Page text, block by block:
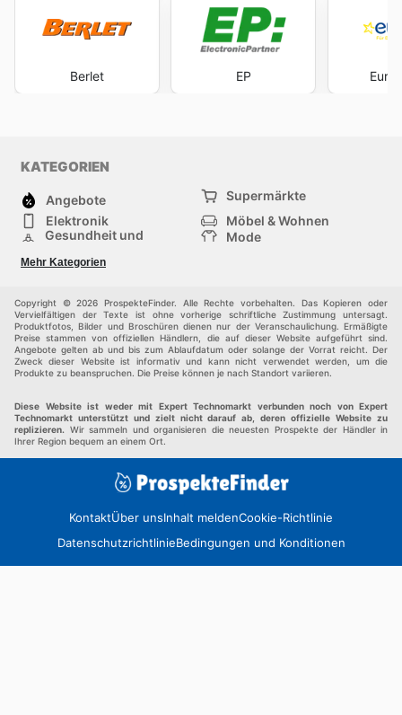
Berlet EP
KATEGORIEN
Angebote
Supermärkte
Elektronik
Möbel & Wohnen
Gesundheit und
Mode
Sportartikel und
Sportbekleidung
Einkaufzentren
Andere
Mehr Kategorien
Copyright © 2026 ProspekteFinder. Alle Rechte vorbehalten. Das Kopieren oder
Vervielfältigen der Texte ist ohne vorherige schriftliche Zustimmung untersagt.
Produktfotos, Bilder und Broschüren dienen nur der Veranschaulichung. Ermäßigte
Preise stammen von offiziellen Händlern, die auf dieser Website aufgeführt sind.
Angebote gelten ab und bis zum Ablaufdatum oder solange der Vorrat reicht. Der
Zweck dieser Website ist informativ und kann nicht verwendet werden, um die
Produkte zu beanspruchen. Die Preise können je nach Standort variieren.
Diese Website ist weder mit Expert Technomarkt verbunden noch von Expert
Technomarkt unterstützt und zielt nicht darauf ab, deren offizielle Website zu
replizieren. Wir sammeln und organisieren die neuesten Prospekte der Händler in
Ihrer Region bequem an einem Ort.
KontaktÜber unsInhalt meldenCookie-Richtlinie
DatenschutzrichtlinieBedingungen und Konditionen